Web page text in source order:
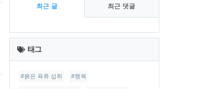
최근 글 최근 댓글
최
근
글
태그
#붉은 육류 섭취 #행복